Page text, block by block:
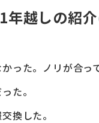
年越しの紹
った。ノリが合っ
た。
換した。